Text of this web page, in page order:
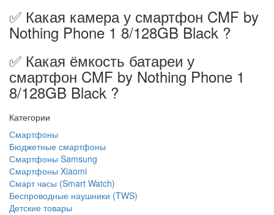
✅ Какая камера у смартфон CMF by
Nothing Phone 1 8/128GB Black ?
✅ Какая ёмкость батареи у
смартфон CMF by Nothing Phone 1
8/128GB Black ?
Категории
Смартфоны
Бюджетные смартфоны
Смартфоны Samsung
Смартфоны Xiaomi
Смарт часы (Smart Watch)
Беспроводные наушники (TWS)
Детские товары